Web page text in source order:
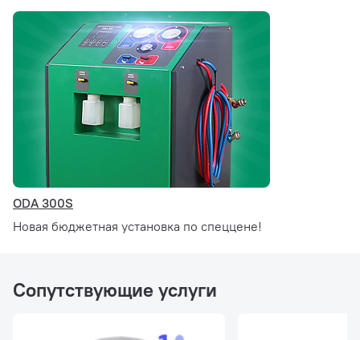
ODA 300S
Новая бюджетная установка по спеццене!
Сопутствующие услуги